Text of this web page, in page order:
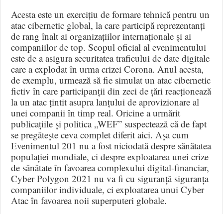
Acesta este un exercițiu de formare tehnică pentru un
atac cibernetic global, la care participă reprezentanți
de rang înalt ai organizațiilor internaționale și ai
companiilor de top. Scopul oficial al evenimentului
este de a asigura securitatea traficului de date digitale
care a explodat în urma crizei Corona. Anul acesta,
de exemplu, urmează să fie simulat un atac cibernetic
fictiv în care participanții din zeci de țări reacționează
la un atac țintit asupra lanțului de aprovizionare al
unei companii în timp real. Oricine a urmărit
publicațiile și politica „WEF” suspectează că de fapt
se pregătește ceva complet diferit aici. Așa cum
Evenimentul 201 nu a fost niciodată despre sănătatea
populației mondiale, ci despre exploatarea unei crize
de sănătate în favoarea complexului digital-financiar,
Cyber ​​Polygon 2021 nu va fi cu siguranță siguranța
companiilor individuale, ci exploatarea unui Cyber
Atac în favoarea noii superputeri globale.